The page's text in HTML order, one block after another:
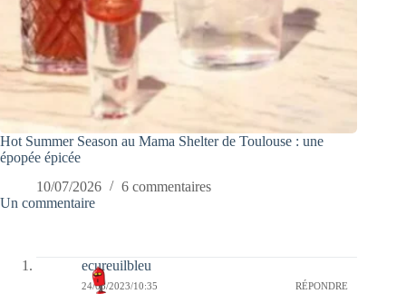
Hot Summer Season au Mama Shelter de Toulouse : une
épopée épicée
10/07/2026
6 commentaires
Un commentaire
ecureuilbleu
24/08/2023/10:35 RÉPONDRE